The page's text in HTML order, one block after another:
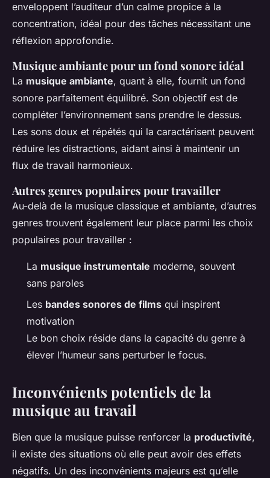
enveloppent l’auditeur d’un calme propice à la
concentration, idéal pour des tâches nécessitant une
réflexion approfondie.
Musique ambiante pour un fond sonore idéal
La musique ambiante, quant à elle, fournit un fond
sonore parfaitement équilibré. Son objectif est de
compléter l’environnement sans prendre le dessus.
Les sons doux et répétés qui la caractérisent peuvent
réduire les distractions, aidant ainsi à maintenir un
flux de travail harmonieux.
Autres genres populaires pour travailler
Au-delà de la musique classique et ambiante, d’autres
genres trouvent également leur place parmi les choix
populaires pour travailler :
La musique instrumentale moderne, souvent
sans paroles
Les bandes sonores de films qui inspirent
motivation
Le bon choix réside dans la capacité du genre à
élever l’humeur sans perturber le focus.
Inconvénients potentiels de la
musique au travail
Bien que la musique puisse renforcer la productivité,
il existe des situations où elle peut avoir des effets
négatifs. Un des inconvénients majeurs est qu’elle